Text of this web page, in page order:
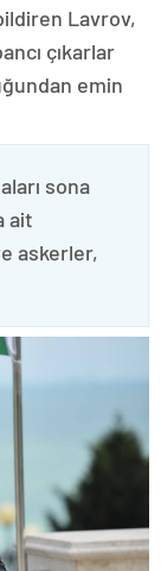
Lavrov,
çıkarlar
emin
sona
ait
askerler,